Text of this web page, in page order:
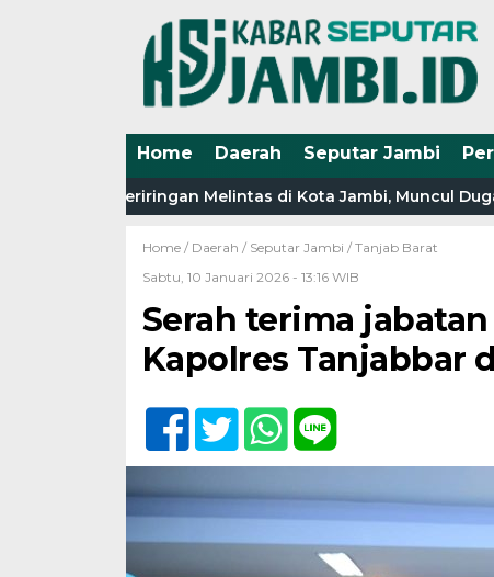
Home Daerah Seputar Jambi
Beriringan Melintas di Kota Jambi, Muncul Dugaan
Home / Daerah / Seputar Jambi / Tanjab Barat
Sabtu, 10 Januari 2026 - 13:16 WIB
Serah terima
Kapolres Tanjabbar